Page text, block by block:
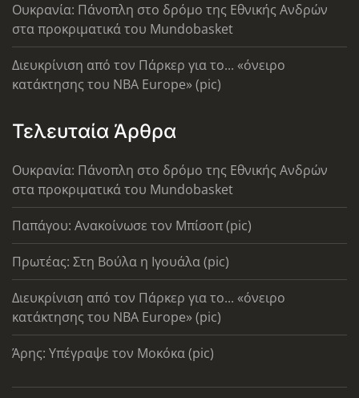
Ουκρανία: Πάνοπλη στο δρόμο της Εθνικής Ανδρών
στα προκριματικά του Mundobasket
Διευκρίνιση από τον Πάρκερ για το... «όνειρο
κατάκτησης του ΝΒΑ Europe» (pic)
Τελευταία Άρθρα
Ουκρανία: Πάνοπλη στο δρόμο της Εθνικής Ανδρών
στα προκριματικά του Mundobasket
Παπάγου: Ανακοίνωσε τον Μπίσοπ (pic)
Πρωτέας: Στη Βούλα η Ιγουάλα (pic)
Διευκρίνιση από τον Πάρκερ για το... «όνειρο
κατάκτησης του ΝΒΑ Europe» (pic)
Άρης: Υπέγραψε τον Μοκόκα (pic)